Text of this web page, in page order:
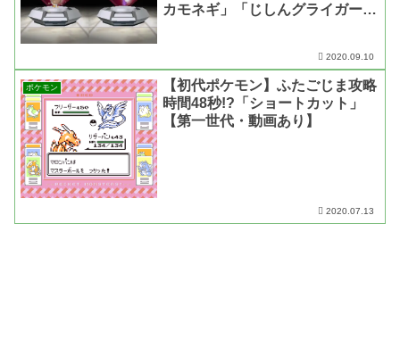
カモネギ」「じしんグライガー」
2020.09.10
ポケモン
【初代ポケモン】ふたごじま攻略
時間48秒!?「ショートカット」
【第一世代・動画あり】
2020.07.13